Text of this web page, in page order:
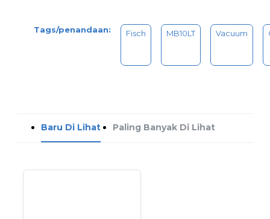
Tags/penandaan: Fisch MB10LT Vacuum
Baru Di Lihat Paling Banyak Di Lihat